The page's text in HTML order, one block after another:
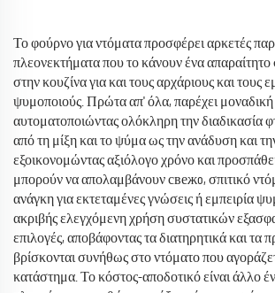
Το φούρνο για ντόματα προσφέρει αρκετές
πλεονεκτήματα που το κάνουν ένα
στην κουζίνα για και τους αρχάριους και τους
ψυμοποιούς. Πρώτα απ' όλα, παρέχει
αυτοματοποιώντας ολόκληρη την διαδικασία
από τη μίξη και το ψύμα ως την ανάδυση και
εξοικονομώντας αξιόλογο χρόνο και
μπορούν να απολαμβάνουν свежo, σπιτικό
ανάγκη για εκτεταμένες γνώσεις ή εμπειρία
ακριβής ελεγχόμενη χρήση συστατικών
επιλογές, αποβάφοντας τα διατηρητικά και τα
βρίσκονται συνήθως στο ντόματο που
κατάστημα. Το κόστος-αποδοτικό είναι άλλο